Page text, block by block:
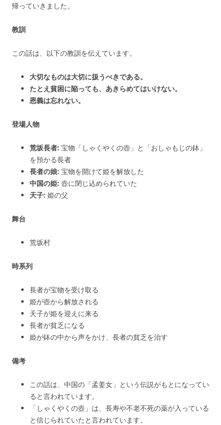
帰っていきました。
教訓
この話は、以下の教訓を伝えています。
大切なものは大切に扱うべきである。
たとえ貧困に陥っても、あきらめてはいけない。
恩義は忘れない。
登場人物
荒坂長者: 宝物「しゃくやくの壺」と「おしゃもじの鉢」
を預かる長者
長者の娘: 宝物を開けて姫を解放した
中国の姫: 壺に閉じ込められていた
天子: 姫の父
舞台
荒坂村
時系列
長者が宝物を受け取る
姫が壺から解放される
天子が姫を迎えに来る
長者が貧乏になる
姫が鉢の中から声をかけ、長者の貧乏を治す
備考
この話は、中国の「孟姜女」という伝説がもとになってい
ると言われています。
「しゃくやくの壺」は、長寿や不老不死の薬が入っている
と信じられていたと言われています。